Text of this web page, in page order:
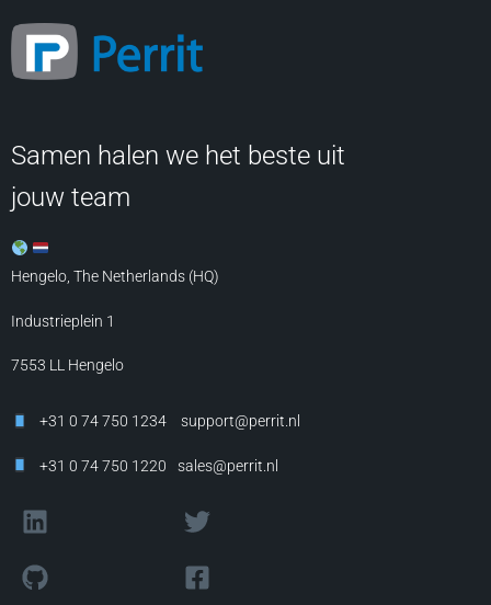
Samen halen we het beste uit
jouw team
Hengelo, The Netherlands (HQ)
Industrieplein 1
7553 LL Hengelo
+31 0 74 750 1234 support@perrit.nl
+31 0 74 750 1220 sales@perrit.nl